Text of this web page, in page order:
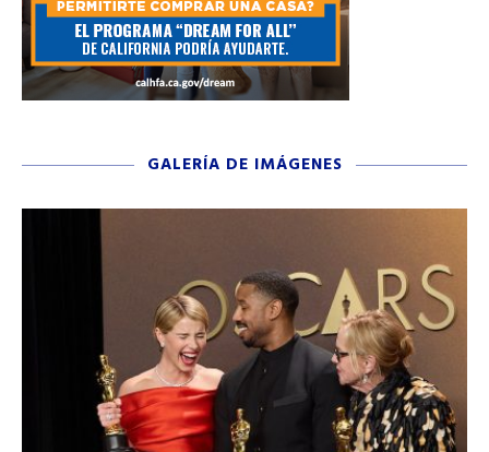
GALERÍA DE IMÁGENES